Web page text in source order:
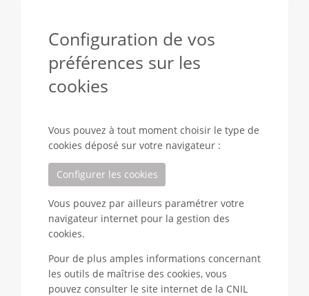
Configuration de vos
préférences sur les
cookies
Vous pouvez à tout moment choisir le type de
cookies déposé sur votre navigateur :
Configurer les cookies
Vous pouvez par ailleurs paramétrer votre
navigateur internet pour la gestion des
cookies.
Pour de plus amples informations concernant
les outils de maîtrise des cookies, vous
pouvez consulter le site internet de la CNIL